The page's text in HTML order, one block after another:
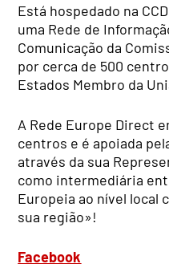
Está hospedado na
uma Rede de
Comunicação da
por cerca de 500
Estados Membro da
A Rede Europe Direct
centros e é apoiada
através da sua
como intermediária
Europeia ao nível local
sua região»!
Facebook